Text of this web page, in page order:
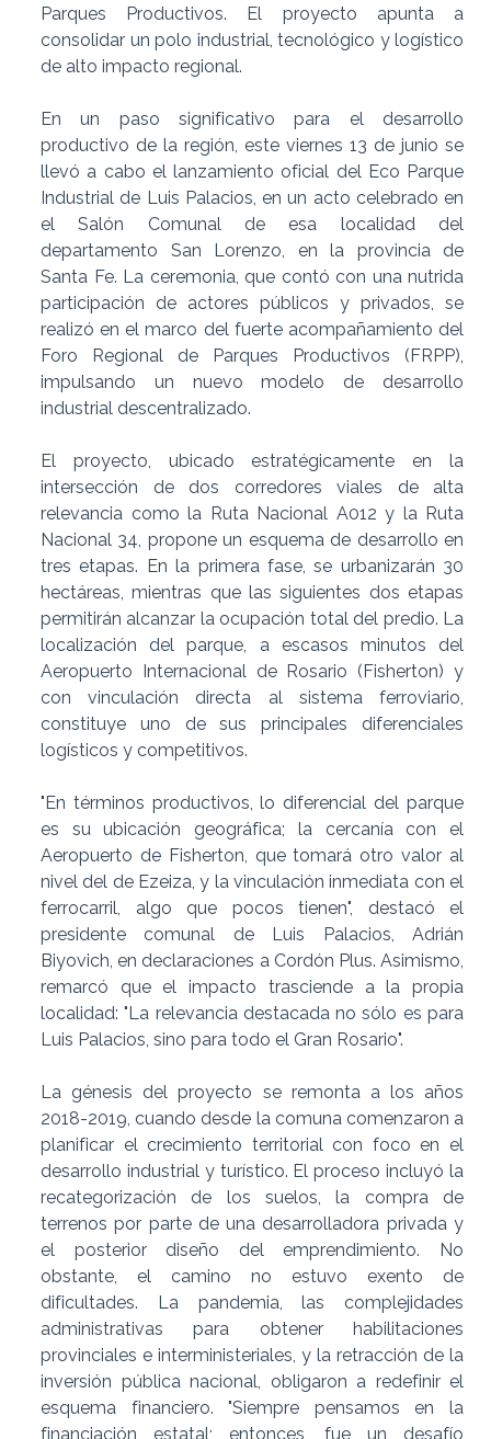
Parques Productivos. El proyecto apunta a
consolidar un polo industrial, tecnológico y logístico
de alto impacto regional.
En un paso significativo para el desarrollo
productivo de la región, este viernes 13 de junio se
llevó a cabo el lanzamiento oficial del Eco Parque
Industrial de Luis Palacios, en un acto celebrado en
el Salón Comunal de esa localidad del
departamento San Lorenzo, en la provincia de
Santa Fe. La ceremonia, que contó con una nutrida
participación de actores públicos y privados, se
realizó en el marco del fuerte acompañamiento del
Foro Regional de Parques Productivos (FRPP),
impulsando un nuevo modelo de desarrollo
industrial descentralizado.
El proyecto, ubicado estratégicamente en la
intersección de dos corredores viales de alta
relevancia como la Ruta Nacional A012 y la Ruta
Nacional 34, propone un esquema de desarrollo en
tres etapas. En la primera fase, se urbanizarán 30
hectáreas, mientras que las siguientes dos etapas
permitirán alcanzar la ocupación total del predio. La
localización del parque, a escasos minutos del
Aeropuerto Internacional de Rosario (Fisherton) y
con vinculación directa al sistema ferroviario,
constituye uno de sus principales diferenciales
logísticos y competitivos.
"En términos productivos, lo diferencial del parque
es su ubicación geográfica; la cercanía con el
Aeropuerto de Fisherton, que tomará otro valor al
nivel del de Ezeiza, y la vinculación inmediata con el
ferrocarril, algo que pocos tienen", destacó el
presidente comunal de Luis Palacios, Adrián
Biyovich, en declaraciones a Cordón Plus. Asimismo,
remarcó que el impacto trasciende a la propia
localidad: "La relevancia destacada no sólo es para
Luis Palacios, sino para todo el Gran Rosario".
La génesis del proyecto se remonta a los años
2018-2019, cuando desde la comuna comenzaron a
planificar el crecimiento territorial con foco en el
desarrollo industrial y turístico. El proceso incluyó la
recategorización de los suelos, la compra de
terrenos por parte de una desarrolladora privada y
el posterior diseño del emprendimiento. No
obstante, el camino no estuvo exento de
dificultades. La pandemia, las complejidades
administrativas para obtener habilitaciones
provinciales e interministeriales, y la retracción de la
inversión pública nacional, obligaron a redefinir el
esquema financiero. "Siempre pensamos en la
financiación estatal; entonces, fue un desafío